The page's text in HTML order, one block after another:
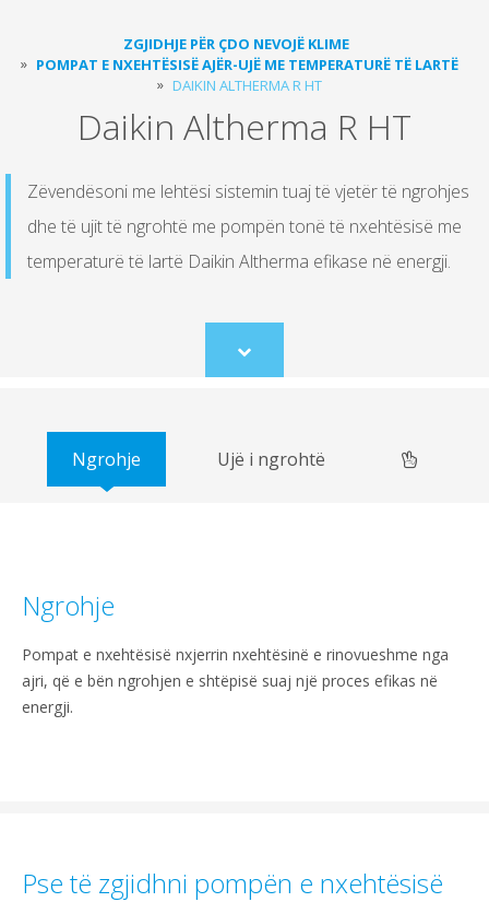
ZGJIDHJE PËR ÇDO NEVOJË KLIME
POMPAT E NXEHTËSISË AJËR-UJË ME TEMPERATURË TË LARTË
DAIKIN ALTHERMA R HT
Daikin Altherma R HT
Zëvendësoni me lehtësi sistemin tuaj të vjetër të ngrohjes
dhe të ujit të ngrohtë me pompën tonë të nxehtësisë me
temperaturë të lartë Daikin Altherma efikase në energji.
Scroll
to
Ngrohje Ujë i ngrohtë
Ngrohje
Pompat e nxehtësisë nxjerrin nxehtësinë e rinovueshme nga
ajri, që e bën ngrohjen e shtëpisë suaj një proces efikas në
energji.
Pse të zgjidhni pompën e nxehtësisë